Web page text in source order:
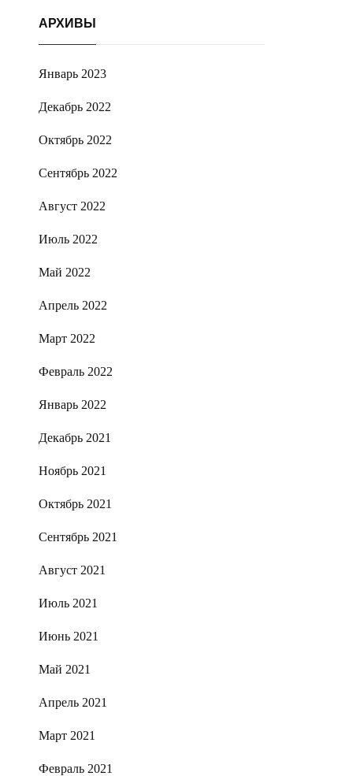
АРХИВЫ
Январь 2023
Декабрь 2022
Октябрь 2022
Сентябрь 2022
Август 2022
Июль 2022
Май 2022
Апрель 2022
Март 2022
Февраль 2022
Январь 2022
Декабрь 2021
Ноябрь 2021
Октябрь 2021
Сентябрь 2021
Август 2021
Июль 2021
Июнь 2021
Май 2021
Апрель 2021
Март 2021
Февраль 2021